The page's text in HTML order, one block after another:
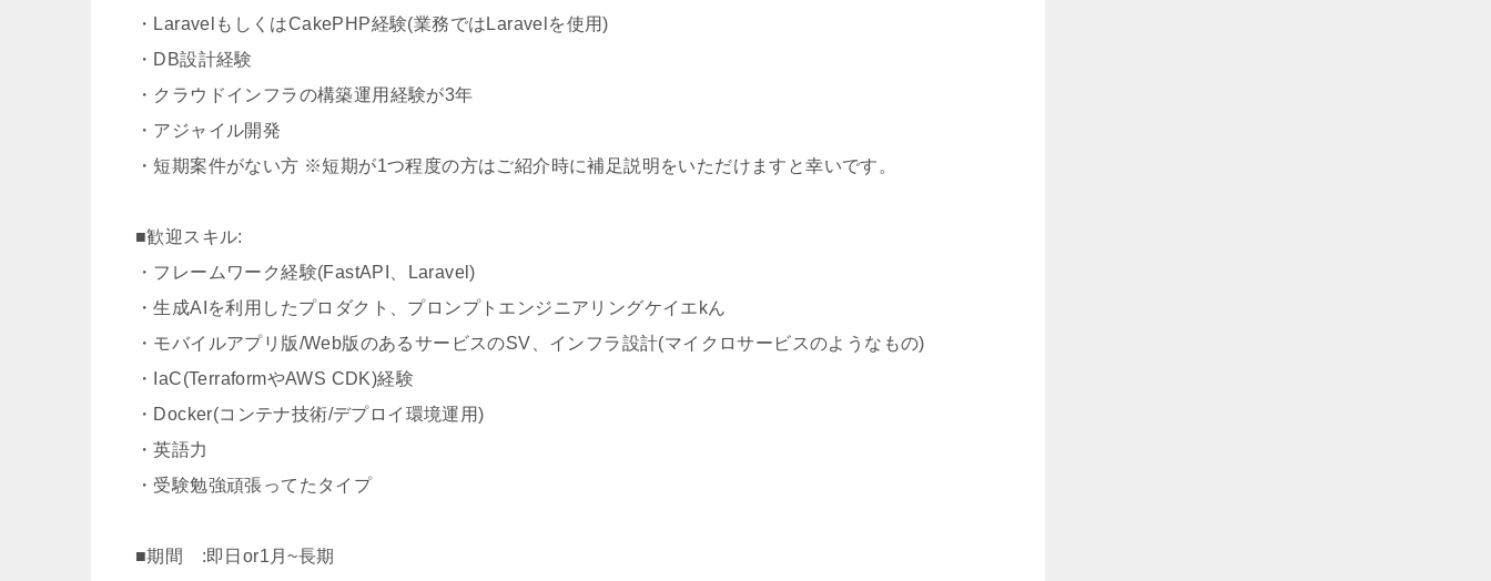
・LaravelもしくはCakePHP経験(業務ではLaravelを使用)
・DB設計経験
・クラウドインフラの構築運用経験が3年
・アジャイル開発
・短期案件がない方 ※短期が1つ程度の方はご紹介時に補足説明をいただけますと幸いです。
■歓迎スキル:
・フレームワーク経験(FastAPI、Laravel)
・生成AIを利用したプロダクト、プロンプトエンジニアリングケイエkん
・モバイルアプリ版/Web版のあるサービスのSV、インフラ設計(マイクロサービスのようなもの)
・IaC(TerraformやAWS CDK)経験
・Docker(コンテナ技術/デプロイ環境運用)
・英語力
・受験勉強頑張ってたタイプ
■期間 :即日or1月~長期